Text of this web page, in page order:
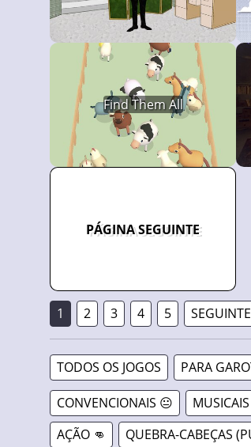
Find Them All
PÁGINA SEGUINTE
1 2 3 4 5 SEGUINTE
TODOS OS JOGOS PARA
CONVENCIONAIS 😐 MUSICAIS
AÇÃO 👊
QUEBRA-CABEÇAS